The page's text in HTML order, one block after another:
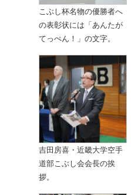
こぶし杯名物の優勝者へ
の表彰状には「あんたが
てっぺん！」の文字。
吉田房喜・近畿大学空手
道部こぶし会会長の挨
拶。